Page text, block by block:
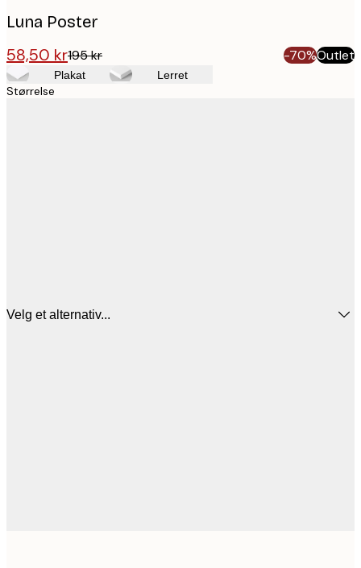
Luna Poster
58,50 kr195 kr -70%Outlet
Plakat Lerret
Størrelse
Velg et alternativ...